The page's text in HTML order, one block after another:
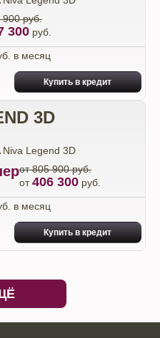
900 руб.
300 руб.
в месяц
Купить в кредит
3D
от 805 900 руб.
от406 300 руб.
в месяц
Купить в кредит